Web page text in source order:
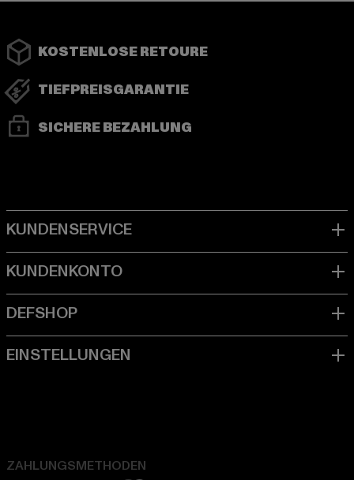
KOSTENLOSE RETOURE
TIEFPREISGARANTIE
SICHERE BEZAHLUNG
ZAHLUNGSMETHODEN